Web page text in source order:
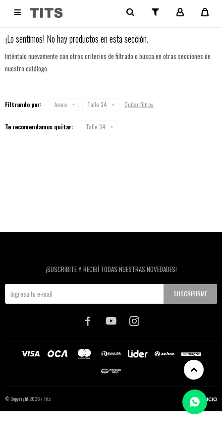
 NO SE HAN RECUPERADO PRODUCTOS
¡Lo sentimos! No hay productos en esta sección.
Inténtalo nuevamente con otros criterios de filtrado o busca en otras secciones de
nuestro catálogo.
Filtrando por: Jeans Talle 34 Quitar filtros
Te recomendamos quitar: Talle 34
¡SUSCRIBITE Y RECIBÍ TODAS NUESTRAS NOVEDADES!
SUSCRIBIRME
  
© Copyright 2026 / Tits